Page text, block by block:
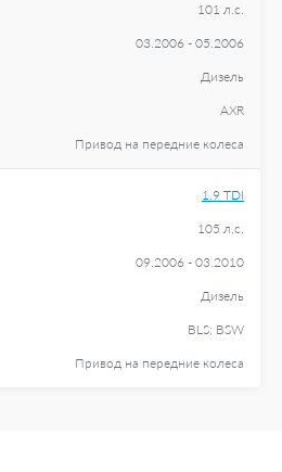
101 л.с.
03.2006 - 05.2006
Дизель
AXR
Привод на передние колеса
1.9 TDI
105 л.с.
09.2006 - 03.2010
Дизель
BLS; BSW
Привод на передние колеса